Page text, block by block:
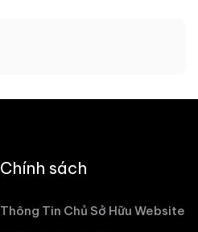
Chính sách
Thông Tin Chủ Sở Hữu Website